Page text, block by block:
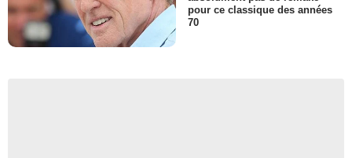
pour ce classique des années
70